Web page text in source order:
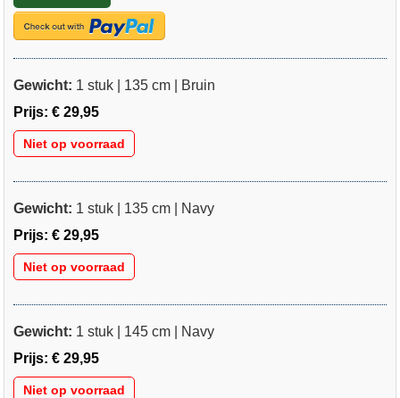
Gewicht: 1 stuk | 135 cm | Bruin
Prijs: € 29,95
Niet op voorraad
Gewicht: 1 stuk | 135 cm | Navy
Prijs: € 29,95
Niet op voorraad
Gewicht: 1 stuk | 145 cm | Navy
Prijs: € 29,95
Niet op voorraad